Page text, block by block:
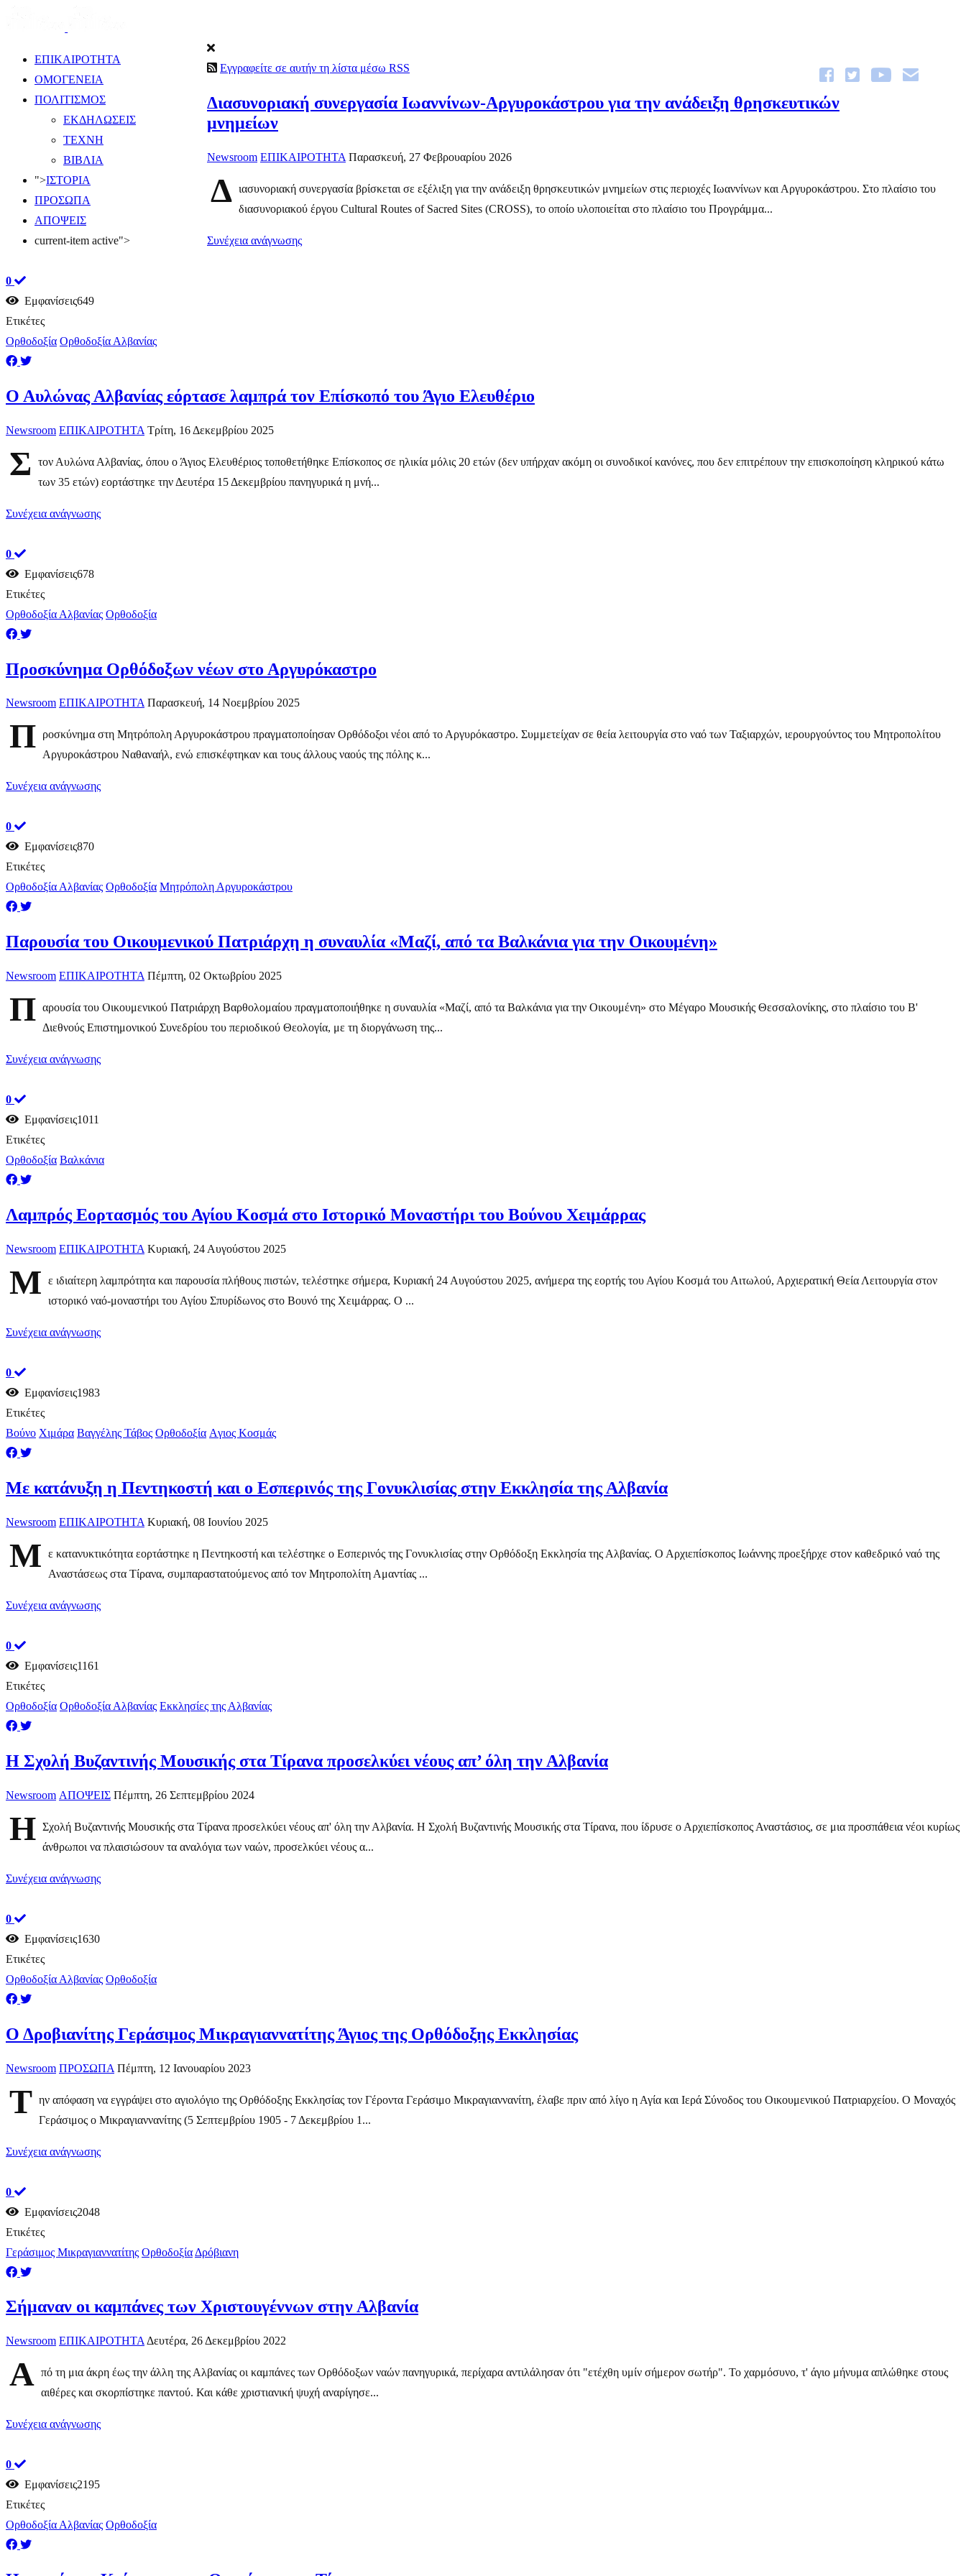
ΕΠΙΚΑΙΡΟΤΗΤΑ
ΟΜΟΓΕΝΕΙΑ
ΠΟΛΙΤΙΣΜΟΣ
ΕΚΔΗΛΩΣΕΙΣ
ΤΕΧΝΗ
ΒΙΒΛΙΑ
">ΙΣΤΟΡΙΑ
ΠΡΟΣΩΠΑ
ΑΠΟΨΕΙΣ
current-item active">
Εγγραφείτε σε αυτήν τη λίστα μέσω RSS
Διασυνοριακή συνεργασία Ιωαννίνων-Αργυροκάστρου για την ανάδειξη θρησκευτικών
μνημείων
Newsroom ΕΠΙΚΑΙΡΟΤΗΤΑ Παρασκευή, 27 Φεβρουαρίου 2026
Δ ιασυνοριακή συνεργασία βρίσκεται σε εξέλιξη για την ανάδειξη θρησκευτικών μνημείων στις περιοχές Ιωαννίνων και Αργυροκάστρου. Στο πλαίσιο του
διασυνοριακού έργου Cultural Routes of Sacred Sites (CROSS), το οποίο υλοποιείται στο πλαίσιο του Προγράμμα...
Συνέχεια ανάγνωσης
0
Εμφανίσεις649
Ετικέτες
Ορθοδοξία Ορθοδοξία Αλβανίας
Ο Αυλώνας Αλβανίας εόρτασε λαμπρά τον Επίσκοπό του Άγιο Ελευθέριο
Newsroom ΕΠΙΚΑΙΡΟΤΗΤΑ Τρίτη, 16 Δεκεμβρίου 2025
Σ
τον Αυλώνα Αλβανίας, όπου ο Άγιος Ελευθέριος τοποθετήθηκε Επίσκοπος σε ηλικία μόλις 20 ετών (δεν υπήρχαν ακόμη οι συνοδικοί κανόνες, που δεν επιτρέπουν την επισκοποίηση κληρικού κάτω
των 35 ετών) εορτάστηκε την Δευτέρα 15 Δεκεμβρίου πανηγυρικά η μνή...
Συνέχεια ανάγνωσης
0
Εμφανίσεις678
Ετικέτες
Ορθοδοξία Αλβανίας Ορθοδοξία
Προσκύνημα Ορθόδοξων νέων στο Αργυρόκαστρο
Newsroom ΕΠΙΚΑΙΡΟΤΗΤΑ Παρασκευή, 14 Νοεμβρίου 2025
Π
ροσκύνημα στη Μητρόπολη Αργυροκάστρου πραγματοποίησαν Ορθόδοξοι νέοι από το Αργυρόκαστρο. Συμμετείχαν σε θεία λειτουργία στο ναό των Ταξιαρχών, ιερουργούντος του Μητροπολίτου
Αργυροκάστρου Ναθαναήλ, ενώ επισκέφτηκαν και τους άλλους ναούς της πόλης κ...
Συνέχεια ανάγνωσης
0
Εμφανίσεις870
Ετικέτες
Ορθοδοξία Αλβανίας Ορθοδοξία Μητρόπολη Αργυροκάστρου
Παρουσία του Οικουμενικού Πατριάρχη η συναυλία «Μαζί, από τα Βαλκάνια για την Οικουμένη»
Newsroom ΕΠΙΚΑΙΡΟΤΗΤΑ Πέμπτη, 02 Οκτωβρίου 2025
Π αρουσία του Οικουμενικού Πατριάρχη Βαρθολομαίου πραγματοποιήθηκε η συναυλία «Μαζί, από τα Βαλκάνια για την Οικουμένη» στο Μέγαρο Μουσικής Θεσσαλονίκης, στο πλαίσιο του Β'
Διεθνούς Επιστημονικού Συνεδρίου του περιοδικού Θεολογία, με τη διοργάνωση της...
Συνέχεια ανάγνωσης
0
Εμφανίσεις1011
Ετικέτες
Ορθοδοξία Βαλκάνια
Λαμπρός Εορτασμός του Αγίου Κοσμά στο Ιστορικό Μοναστήρι του Βούνου Χειμάρρας
Newsroom ΕΠΙΚΑΙΡΟΤΗΤΑ Κυριακή, 24 Αυγούστου 2025
Μ
ε ιδιαίτερη λαμπρότητα και παρουσία πλήθους πιστών, τελέστηκε σήμερα, Κυριακή 24 Αυγούστου 2025, ανήμερα της εορτής του Αγίου Κοσμά του Αιτωλού, Αρχιερατική Θεία Λειτουργία στον
ιστορικό ναό-μοναστήρι του Αγίου Σπυρίδωνος στο Βουνό της Χειμάρρας. Ο ...
Συνέχεια ανάγνωσης
0
Εμφανίσεις1983
Ετικέτες
Βούνο Χιμάρα Βαγγέλης Τάβος Ορθοδοξία Aγιος Κοσμάς
Με κατάνυξη η Πεντηκοστή και ο Εσπερινός της Γονυκλισίας στην Εκκλησία της Αλβανία
Newsroom ΕΠΙΚΑΙΡΟΤΗΤΑ Κυριακή, 08 Ιουνίου 2025
Μ
ε κατανυκτικότητα εορτάστηκε η Πεντηκοστή και τελέστηκε ο Εσπερινός της Γονυκλισίας στην Ορθόδοξη Εκκλησία της Αλβανίας. Ο Αρχιεπίσκοπος Ιωάννης προεξήρχε στον καθεδρικό ναό της
Αναστάσεως στα Τίρανα, συμπαραστατούμενος από τον Μητροπολίτη Αμαντίας ...
Συνέχεια ανάγνωσης
0
Εμφανίσεις1161
Ετικέτες
Ορθοδοξία Ορθοδοξία Αλβανίας Εκκλησίες της Αλβανίας
Η Σχολή Βυζαντινής Μουσικής στα Τίρανα προσελκύει νέους απ’ όλη την Αλβανία
Newsroom ΑΠΟΨΕΙΣ Πέμπτη, 26 Σεπτεμβρίου 2024
Η Σχολή Βυζαντινής Μουσικής στα Τίρανα προσελκύει νέους απ' όλη την Αλβανία. Η Σχολή Βυζαντινής Μουσικής στα Τίρανα, που ίδρυσε ο Αρχιεπίσκοπος Αναστάσιος, σε μια προσπάθεια νέοι κυρίως
άνθρωποι να πλαισιώσουν τα αναλόγια των ναών, προσελκύει νέους α...
Συνέχεια ανάγνωσης
0
Εμφανίσεις1630
Ετικέτες
Ορθοδοξία Αλβανίας Ορθοδοξία
Ο Δροβιανίτης Γεράσιμος Μικραγιαννατίτης Άγιος της Ορθόδοξης Εκκλησίας
Newsroom ΠΡΟΣΩΠΑ Πέμπτη, 12 Ιανουαρίου 2023
Τ ην απόφαση να εγγράψει στο αγιολόγιο της Ορθόδοξης Εκκλησίας τον Γέροντα Γεράσιμο Μικραγιαννανίτη, έλαβε πριν από λίγο η Αγία και Ιερά Σύνοδος του Οικουμενικού Πατριαρχείου. Ο Μοναχός
Γεράσιμος ο Μικραγιαννανίτης (5 Σεπτεμβρίου 1905 - 7 Δεκεμβρίου 1...
Συνέχεια ανάγνωσης
0
Εμφανίσεις2048
Ετικέτες
Γεράσιμος Μικραγιαννατίτης Ορθοδοξία Δρόβιανη
Σήμαναν οι καμπάνες των Χριστουγέννων στην Αλβανία
Newsroom ΕΠΙΚΑΙΡΟΤΗΤΑ Δευτέρα, 26 Δεκεμβρίου 2022
Α πό τη μια άκρη έως την άλλη της Αλβανίας οι καμπάνες των Ορθόδοξων ναών πανηγυρικά, περίχαρα αντιλάλησαν ότι "ετέχθη υμίν σήμερον σωτήρ". Το χαρμόσυνο, τ' άγιο μήνυμα απλώθηκε στους
αιθέρες και σκορπίστηκε παντού. Και κάθε χριστιανική ψυχή αναρίγησε...
Συνέχεια ανάγνωσης
0
Εμφανίσεις2195
Ετικέτες
Ορθοδοξία Αλβανίας Ορθοδοξία